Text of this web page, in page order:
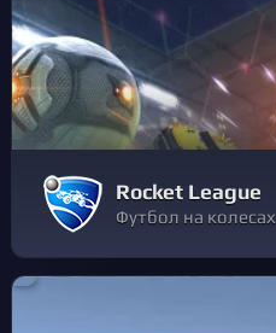
Rocket League
Футбол на колесах